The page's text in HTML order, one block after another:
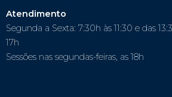
Atendimento
Segunda a Sexta: 7:30h às 11:30 e das
17h
Sessões nas segundas-feiras, as 18h